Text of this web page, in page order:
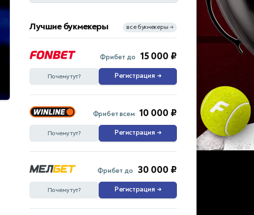
Лучшие букмекеры все букмекеры →
Фрибет до 15 000 ₽
Почему тут? Регистрация →
Фрибет всем 10 000 ₽
Почему тут? Регистрация →
Фрибет до 30 000 ₽
Почему тут? Регистрация →